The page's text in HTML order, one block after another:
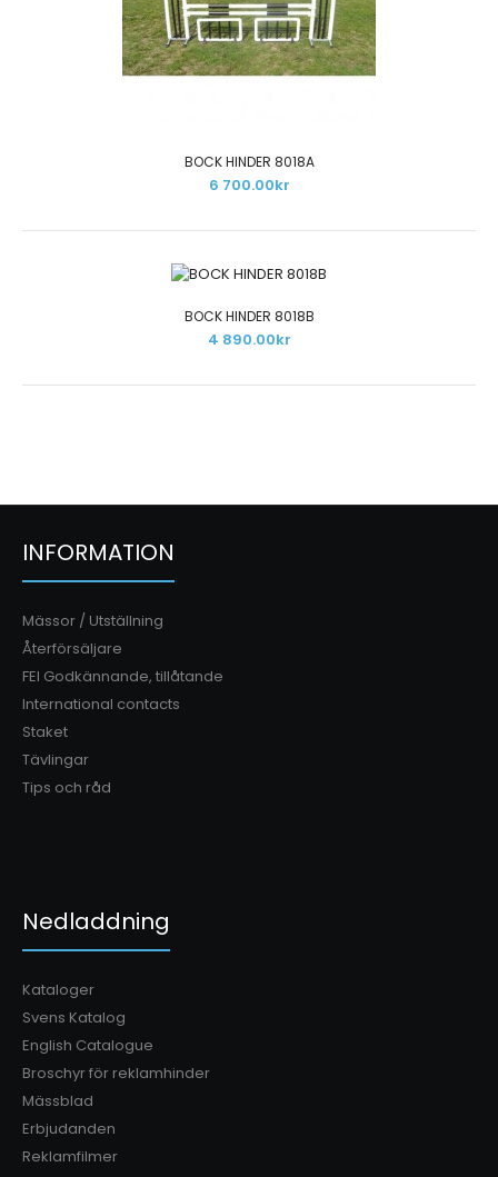
6 700.00kr
träbommar vit2 st Bock M vit/svart4 st F..
BOCK HINDER 8018A
6 700.00kr
BOCK HINDER 8018B
4 890.00kr
INFORMATION
Mässor / Utställning
Återförsäljare
FEI Godkännande, tillåtande
International contacts
Staket
Tävlingar
Tips och råd
Nedladdning
Kataloger
Svens Katalog
English Catalogue
Broschyr för reklamhinder
Mässblad
Erbjudanden
Reklamfilmer